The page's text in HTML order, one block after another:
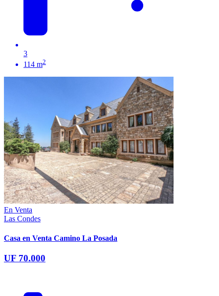
3
114 m2
En Venta
Las Condes
Casa en Venta Camino La Posada
UF 70.000